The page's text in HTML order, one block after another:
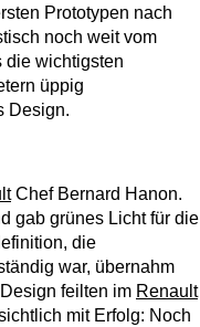
Prototypen nach
noch weit vom
die wichtigsten
üppig
Design.
Chef Bernard Hanon.
gab grünes Licht für die
die
war, übernahm
feilten im Renault
mit Erfolg: Noch